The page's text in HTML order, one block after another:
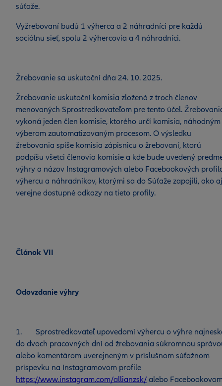
súťaže.
Vyžrebovaní budú 1 výherca a 2 náhradníci pre každú
sociálnu sieť, spolu 2 výhercovia a 4 náhradníci.
Žrebovanie sa uskutoční dňa 24. 10. 2025.
Žrebovanie uskutoční komisia zložená z troch členov
menovaných Sprostredkovateľom pre tento účel.
vykoná jeden člen komisie, ktorého určí komisia, náhodným
výberom zautomatizovaným procesom. O výsledku
žrebovania spíše komisia zápisnicu o žrebovaní, ktorú
podpíšu všetci členovia komisie a kde bude uvedený
výhry a názov Instagramových alebo Facebookových
výhercu a náhradníkov, ktorými sa do Súťaže zapojili, ako aj
verejne dostupné odkazy na tieto profily.
Článok VII
Odovzdanie výhry
1. Sprostredkovateľ upovedomí výhercu o výhre
do dvoch pracovných dní od žrebovania súkromnou
alebo komentárom uverejneným v príslušnom súťažnom
príspevku na Instagramovom profile
https://www.instagram.com/allianzsk/ alebo